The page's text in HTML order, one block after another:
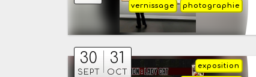
photographie
vernissage
30
SEPT
31
OCT
exposition